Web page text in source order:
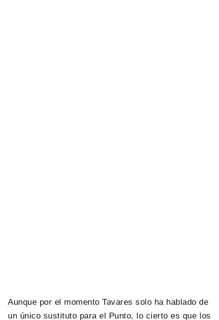
Aunque por el momento Tavares solo ha hablado de
un único sustituto para el Punto, lo cierto es que los